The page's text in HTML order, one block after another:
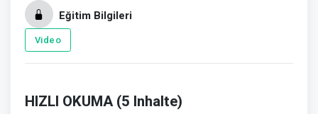
Eğitim Bilgileri
Video
HIZLI OKUMA (5 Inhalte)